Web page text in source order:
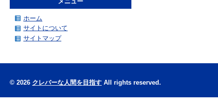
ホーム
サイトについて
サイトマップ
© 2026 クレバーな人間を目指す All rights reserved.